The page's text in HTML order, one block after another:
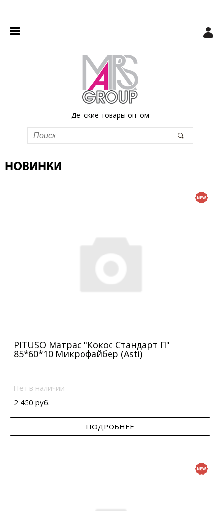
Детские товары оптом
НОВИНКИ
PITUSO Матрас "Кокос Стандарт П"
85*60*10 Микрофайбер (Asti)
Нет в наличии
2 450 руб.
ПОДРОБНЕЕ